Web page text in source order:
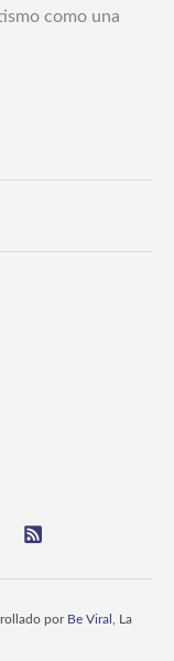
como una
por Be Viral , La